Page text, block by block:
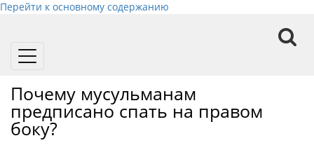
Перейти к основному содержанию
Toggle
Почему мусульманам
предписано спать на правом
боку?